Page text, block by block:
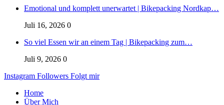
Emotional und komplett unerwartet | Bikepacking Nordkap…
Juli 16, 2026 0
So viel Essen wir an einem Tag | Bikepacking zum…
Juli 9, 2026 0
Instagram Followers Folgt mir
Home
Über Mich